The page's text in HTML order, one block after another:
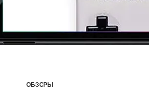
ОБЗОРЫ